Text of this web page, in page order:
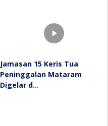
Jamasan 15 Keris Tua
Peninggalan Mataram
Digelar d…